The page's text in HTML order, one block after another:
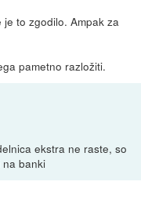
to zgodilo. Ampak za
pametno razložiti.
ekstra ne raste, so
banki